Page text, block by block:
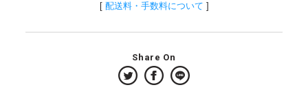
[ 配送料・手数料について ]
Share On